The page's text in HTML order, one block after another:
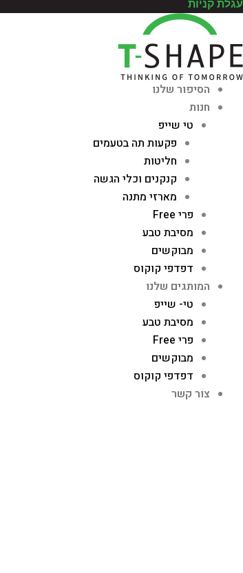
עגלת קניות
הסיפור שלנו
חנות
טי שייפ
פקעות תה בטעמים
חליטות
קנקנים וכלי הגשה
מארזי מתנה
פרי Free
מסיבת טבע
מבוקשים
דפדפי קוקוס
המותגים שלנו
טי- שייפ
מסיבת טבע
פרי Free
מבוקשים
דפדפי קוקוס
צור קשר